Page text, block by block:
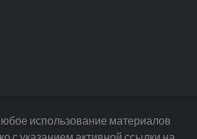
использование материалов